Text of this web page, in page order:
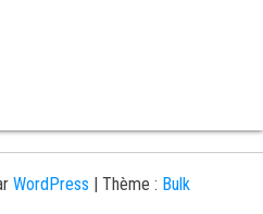
WordPress | Thème : Bulk